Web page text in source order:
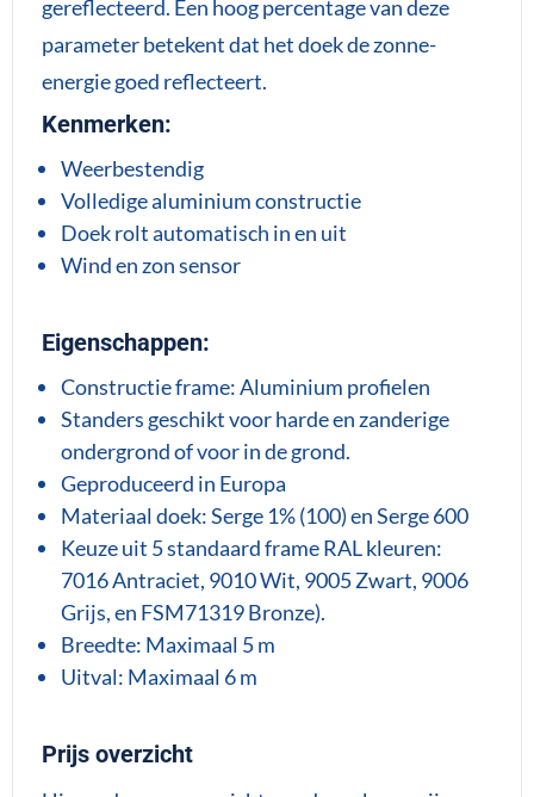
gereflecteerd. Een hoog percentage van deze
parameter betekent dat het doek de zonne-
energie goed reflecteert.
Kenmerken:
Weerbestendig
Volledige aluminium constructie
Doek rolt automatisch in en uit
Wind en zon sensor
Eigenschappen:
Constructie frame: Aluminium profielen
Standers geschikt voor harde en zanderige
ondergrond of voor in de grond.
Geproduceerd in Europa
Materiaal doek: Serge 1% (100) en Serge 600
Keuze uit 5 standaard frame RAL kleuren:
7016 Antraciet, 9010 Wit, 9005 Zwart, 9006
Grijs, en FSM71319 Bronze).
Breedte: Maximaal 5 m
Uitval: Maximaal 6 m
Prijs overzicht